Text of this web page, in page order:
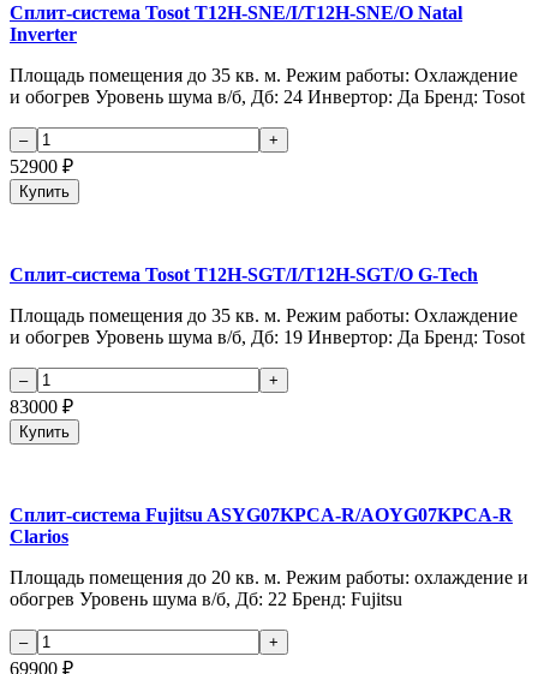
Сплит-система Tosot T12H-SNE/I/T12H-SNE/O Natal
Inverter
Площадь помещения до 35 кв. м. Режим работы: Охлаждение
и обогрев Уровень шума в/б, Дб: 24 Инвертор: Да Бренд: Tosot
52900 ₽
Купить
Сплит-система Tosot T12H-SGT/I/T12H-SGT/O G-Tech
Площадь помещения до 35 кв. м. Режим работы: Охлаждение
и обогрев Уровень шума в/б, Дб: 19 Инвертор: Да Бренд: Tosot
83000 ₽
Купить
Сплит-система Fujitsu ASYG07KPCA-R/AOYG07KPCA-R
Clarios
Площадь помещения до 20 кв. м. Режим работы: охлаждение и
обогрев Уровень шума в/б, Дб: 22 Бренд: Fujitsu
69900 ₽